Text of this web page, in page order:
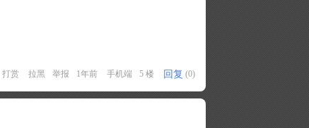
打赏 拉黑 举报 1年前 手机端 5 楼 回复 (0)